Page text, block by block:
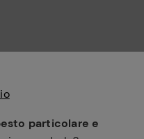
particolare e